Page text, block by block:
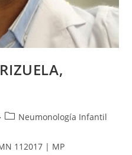
Neumonología Infantil
112017 | MP